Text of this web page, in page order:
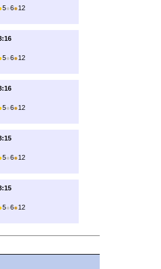
5●6●12
5●6●12
5●6●12
5●6●12
5●6●12